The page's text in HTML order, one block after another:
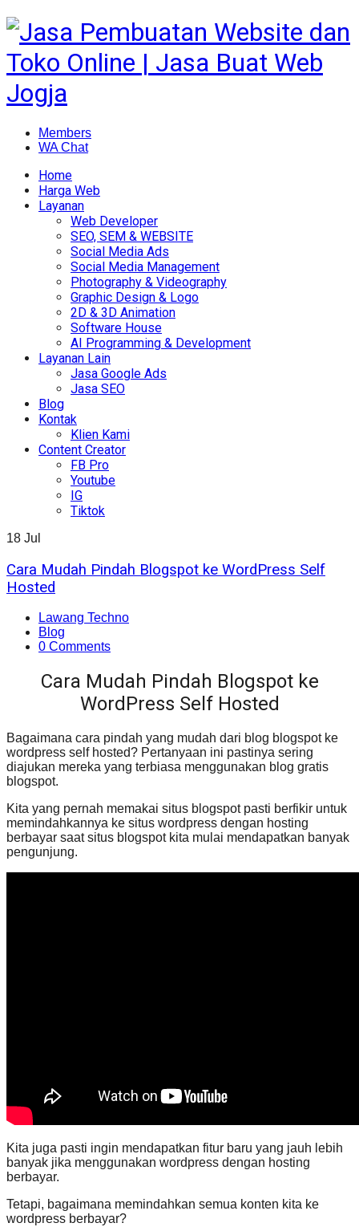
Members
WA Chat
Home
Harga Web
Layanan
Web Developer
SEO, SEM & WEBSITE
Social Media Ads
Social Media Management
Photography & Videography
Graphic Design & Logo
2D & 3D Animation
Software House
AI Programming & Development
Layanan Lain
Jasa Google Ads
Jasa SEO
Blog
Kontak
Klien Kami
Content Creator
FB Pro
Youtube
IG
Tiktok
18 Jul
Cara Mudah Pindah Blogspot ke WordPress Self
Hosted
Lawang Techno
Blog
0 Comments
Cara Mudah Pindah Blogspot ke
WordPress Self Hosted
Bagaimana cara pindah yang mudah dari blog blogspot ke
wordpress self hosted? Pertanyaan ini pastinya sering
diajukan mereka yang terbiasa menggunakan blog gratis
blogspot.
Kita yang pernah memakai situs blogspot pasti berfikir untuk
memindahkannya ke situs wordpress dengan hosting
berbayar saat situs blogspot kita mulai mendapatkan banyak
pengunjung.
Kita juga pasti ingin mendapatkan fitur baru yang jauh lebih
banyak jika menggunakan wordpress dengan hosting
berbayar.
Tetapi, bagaimana memindahkan semua konten kita ke
wordpress berbayar?